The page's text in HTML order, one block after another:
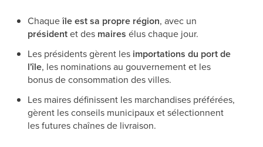
Chaqueîle est sa propre région, avec un
présidentet des maires élus chaque jour.
Les présidents gèrent les importations du port de
l'île, les nominations au gouvernement et les
bonus de consommation des villes.
Les maires définissent les marchandises préférées,
gèrent les conseils municipaux et sélectionnent
les futures chaînes de livraison.